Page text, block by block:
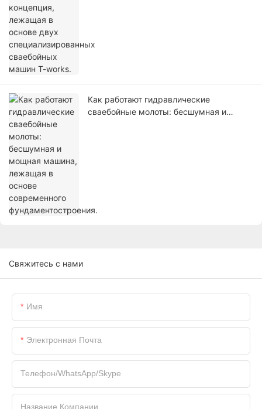
Как работают гидравлические
сваебойные молоты: бесшумная и
Свяжитесь с нами
Имя
Электронная Почта
Телефон/WhatsApp/Skype
Название Компании